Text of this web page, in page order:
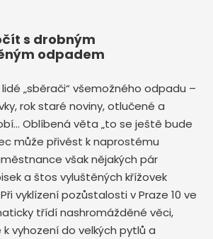
s drobným
odpadem
„sběrači“ všemožného odpadu –
rok staré noviny, otlučené a
Oblíbená věta „to se ještě bude
může přivést k naprostému
však nějakých pár
a štos vyluštěných křížovek
vyklízení pozůstalosti v Praze 10 ve
třídí nashromážděné věci,
vyhození do velkých pytlů a